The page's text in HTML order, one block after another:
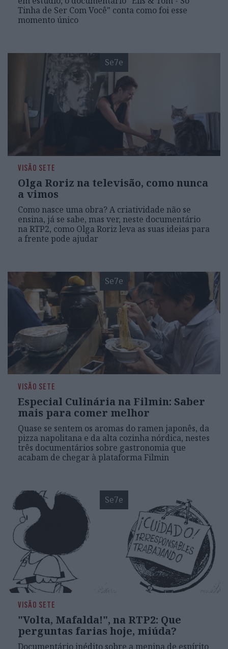
Tinha de Ser Com Você" conta como foi esse
momento único
Se7e
VISÃO SETE
Olga Roriz na televisão, como nunca
a vimos
Como nasce uma obra? A criatividade não se
ensina, já se sabe, mas ver, neste documentário
na RTP2, como Olga Roriz leva as suas ideias para
a frente pode ajudar
Se7e
VISÃO SETE
Especial Culinária na Filmin: Saber
mais para comer melhor
Quase se sentem os aromas do ramen japonês, da
pizza napolitana e da alta cozinha nórdica, nestes
três documentários sobre gastronomia que
acabam de chegar à plataforma Filmin
Se7e
VISÃO SETE
"Volta, Mafalda!", na RTP2: Que
perguntas farias hoje, miúda?
Documentário inédito sobre a menina de espírito